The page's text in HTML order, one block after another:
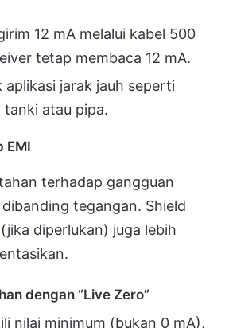
12 mA melalui kabel 500
tetap membaca 12 mA.
aplikasi jarak jauh seperti
tanki atau pipa.
EMI
terhadap gangguan
tegangan. Shield
diperlukan) juga lebih
dengan “Live Zero”
nilai minimum (bukan 0 mA),